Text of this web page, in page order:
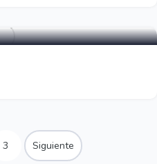
3 Siguiente